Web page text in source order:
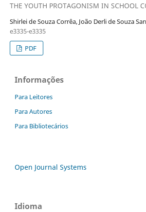
THE YOUTH PROTAGONISM IN SCHOOL
Shirlei de Souza Corrêa, João Derli de Souza
e3335-e3335
PDF
Informações
Para Leitores
Para Autores
Para Bibliotecários
Open Journal Systems
Idioma